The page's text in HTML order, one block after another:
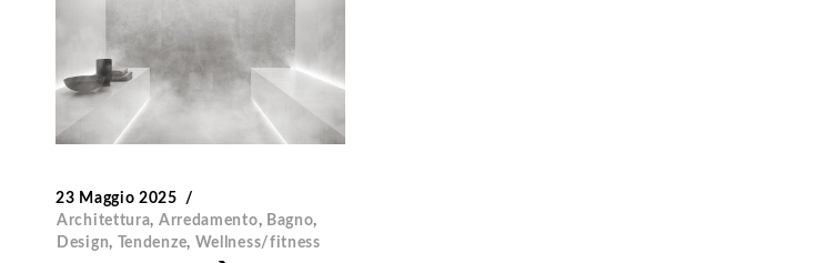
23 Maggio 2025
Architettura, Arredamento, Bagno,
Design, Tendenze, Wellness/fitness